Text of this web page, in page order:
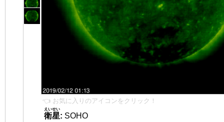
👈 お気に入りのアイコンをクリック！
衛星
えいせい
: SOHO